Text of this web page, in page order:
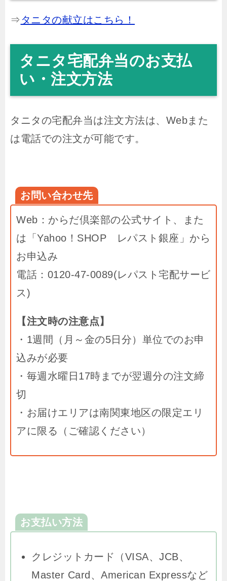
⇒ タニタの献立はこちら！
タニタ宅配弁当のお支払
い・注文方法
タニタの宅配弁当は注文方法は、Webまた
は電話での注文が可能です。
お問い合わせ先
Web：からだ倶楽部の公式サイト、また
は「Yahoo！SHOP レパスト銀座」から
お申込み
電話：0120-47-0089(レパスト宅配サービ
ス)
【注文時の注意点】
・1週間（月～金の5日分）単位でのお申
込みが必要
・毎週水曜日17時までが翌週分の注文締
切
・お届けエリアは南関東地区の限定エリ
アに限る（ご確認ください）
お支払い方法
クレジットカード（VISA、JCB、
Master Card、American Expressなど